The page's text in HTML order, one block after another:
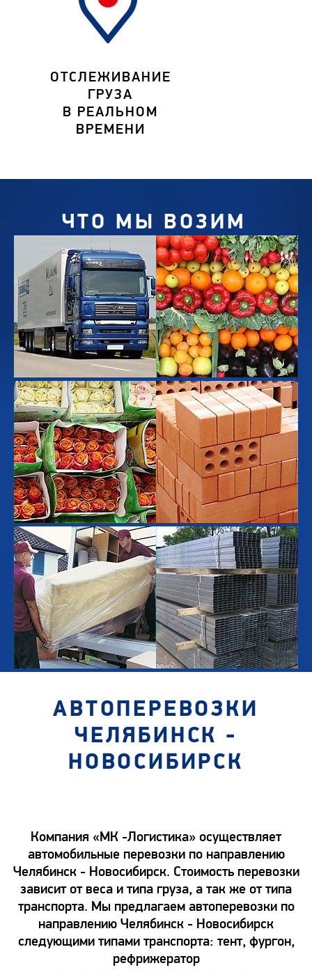
ОТСЛЕЖИВАНИЕ
ГРУЗА
В РЕАЛЬНОМ
ВРЕМЕНИ
ЧТО МЫ ВОЗИМ
АВТОПЕРЕВОЗКИ
ЧЕЛЯБИНСК -
НОВОСИБИРСК
Компания «МК -Логистика» осуществляет
автомобильные перевозки по направлению
Челябинск - Новосибирск. Стоимость перевозки
зависит от веса и типа груза, а так же от типа
транспорта. Мы предлагаем автоперевозки по
направлению Челябинск - Новосибирск
следующими типами транспорта: тент, фургон,
рефрижератор